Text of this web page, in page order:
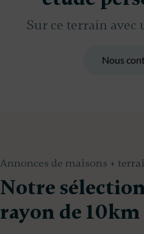
Sur ce terrain avec
Nous
Annonces de maisons +
Notre
rayon de 10km